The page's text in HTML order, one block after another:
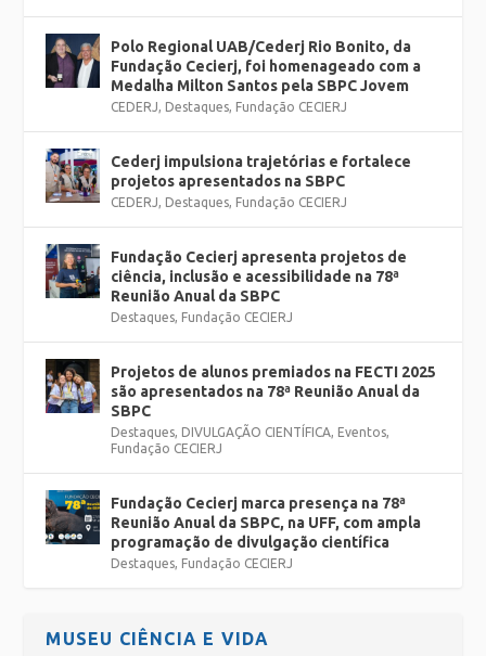
Polo Regional UAB/Cederj Rio Bonito, da
Fundação Cecierj, foi homenageado com a
Medalha Milton Santos pela SBPC Jovem
CEDERJ, Destaques, Fundação CECIERJ
Cederj impulsiona trajetórias e fortalece
projetos apresentados na SBPC
CEDERJ, Destaques, Fundação CECIERJ
Fundação Cecierj apresenta projetos de
ciência, inclusão e acessibilidade na 78ª
Reunião Anual da SBPC
Destaques, Fundação CECIERJ
Projetos de alunos premiados na FECTI 2025
são apresentados na 78ª Reunião Anual da
SBPC
Destaques, DIVULGAÇÃO CIENTÍFICA, Eventos,
Fundação CECIERJ
Fundação Cecierj marca presença na 78ª
Reunião Anual da SBPC, na UFF, com ampla
programação de divulgação científica
Destaques, Fundação CECIERJ
MUSEU CIÊNCIA E VIDA